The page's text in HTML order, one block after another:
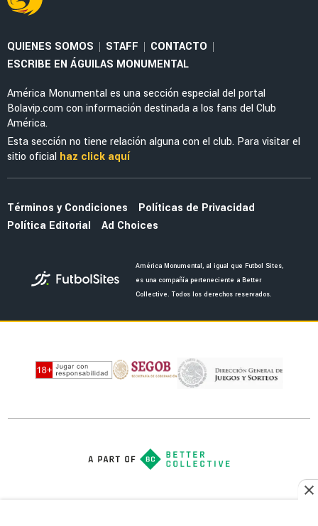
¡Isaías Violante firma el 2-1 con el que
América recupera la ventaja ante Portland
Timbers!
Así fue el golazo de Brian Rodríguez con el
que América abrió el marcador ante Portland